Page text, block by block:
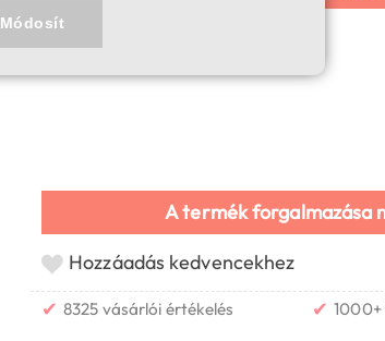
A termék forgalmazása
Hozzáadás kedvencekhez
✔ 8325 vásárlói értékelés ✔
Módosít